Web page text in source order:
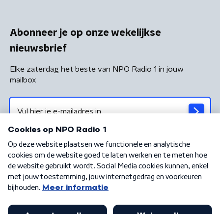
Abonneer je op onze wekelijkse
nieuwsbrief
Elke zaterdag het beste van NPO Radio 1 in jouw
mailbox
Algemene voorwaarden Privacybeleid